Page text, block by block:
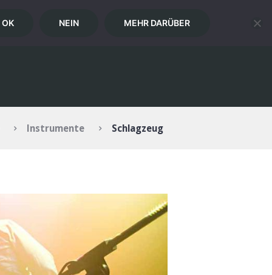
Instrumente Schlagzeug
OK NEIN MEHR DARÜBER